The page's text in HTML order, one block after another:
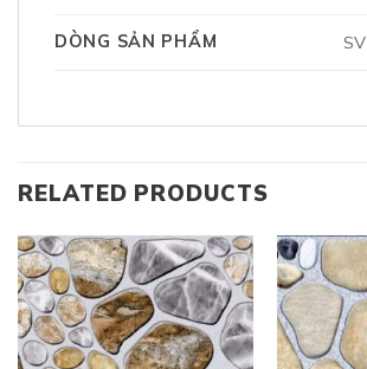
DÒNG SẢN PHẨM SV
RELATED PRODUCTS